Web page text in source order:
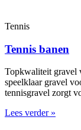
Tennis
Tennis banen
Topkwaliteit gravel
speelklaar gravel
tennisgravel zorgt
Lees verder »